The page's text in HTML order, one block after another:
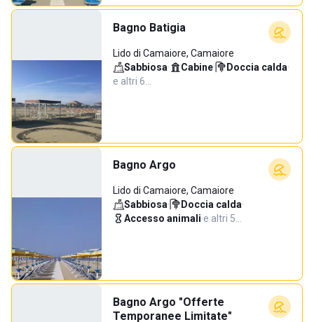
Bagno Batigia
Lido di Camaiore, Camaiore
Sabbiosa· Cabine· Doccia calda·
e altri 6…
Bagno Argo
Lido di Camaiore, Camaiore
Sabbiosa· Doccia calda·
Accesso animali·e altri 5…
Bagno Argo "Offerte
Temporanee Limitate"